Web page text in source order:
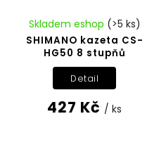
SHIMANO kazeta CS-
HG50 8 stupňů
Skladem eshop (>5 ks)
427 Kč / ks
Detail